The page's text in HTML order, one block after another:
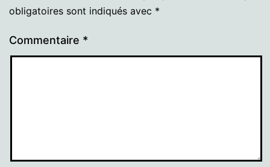
obligatoires sont indiqués avec *
Commentaire *